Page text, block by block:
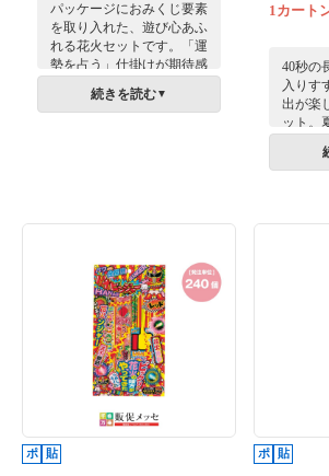
パッケージにおみくじ要素
を取り入れた、遊び心あふ
れる花火セットです。「運
勢を占う」仕掛けが期待感
を高め、手にした瞬間から
会話が弾むデザイン。子供
続きを読む▼
1カート
40秒の
入りす
出が楽
ット。
上げま
ポ 貼 ポ 貼